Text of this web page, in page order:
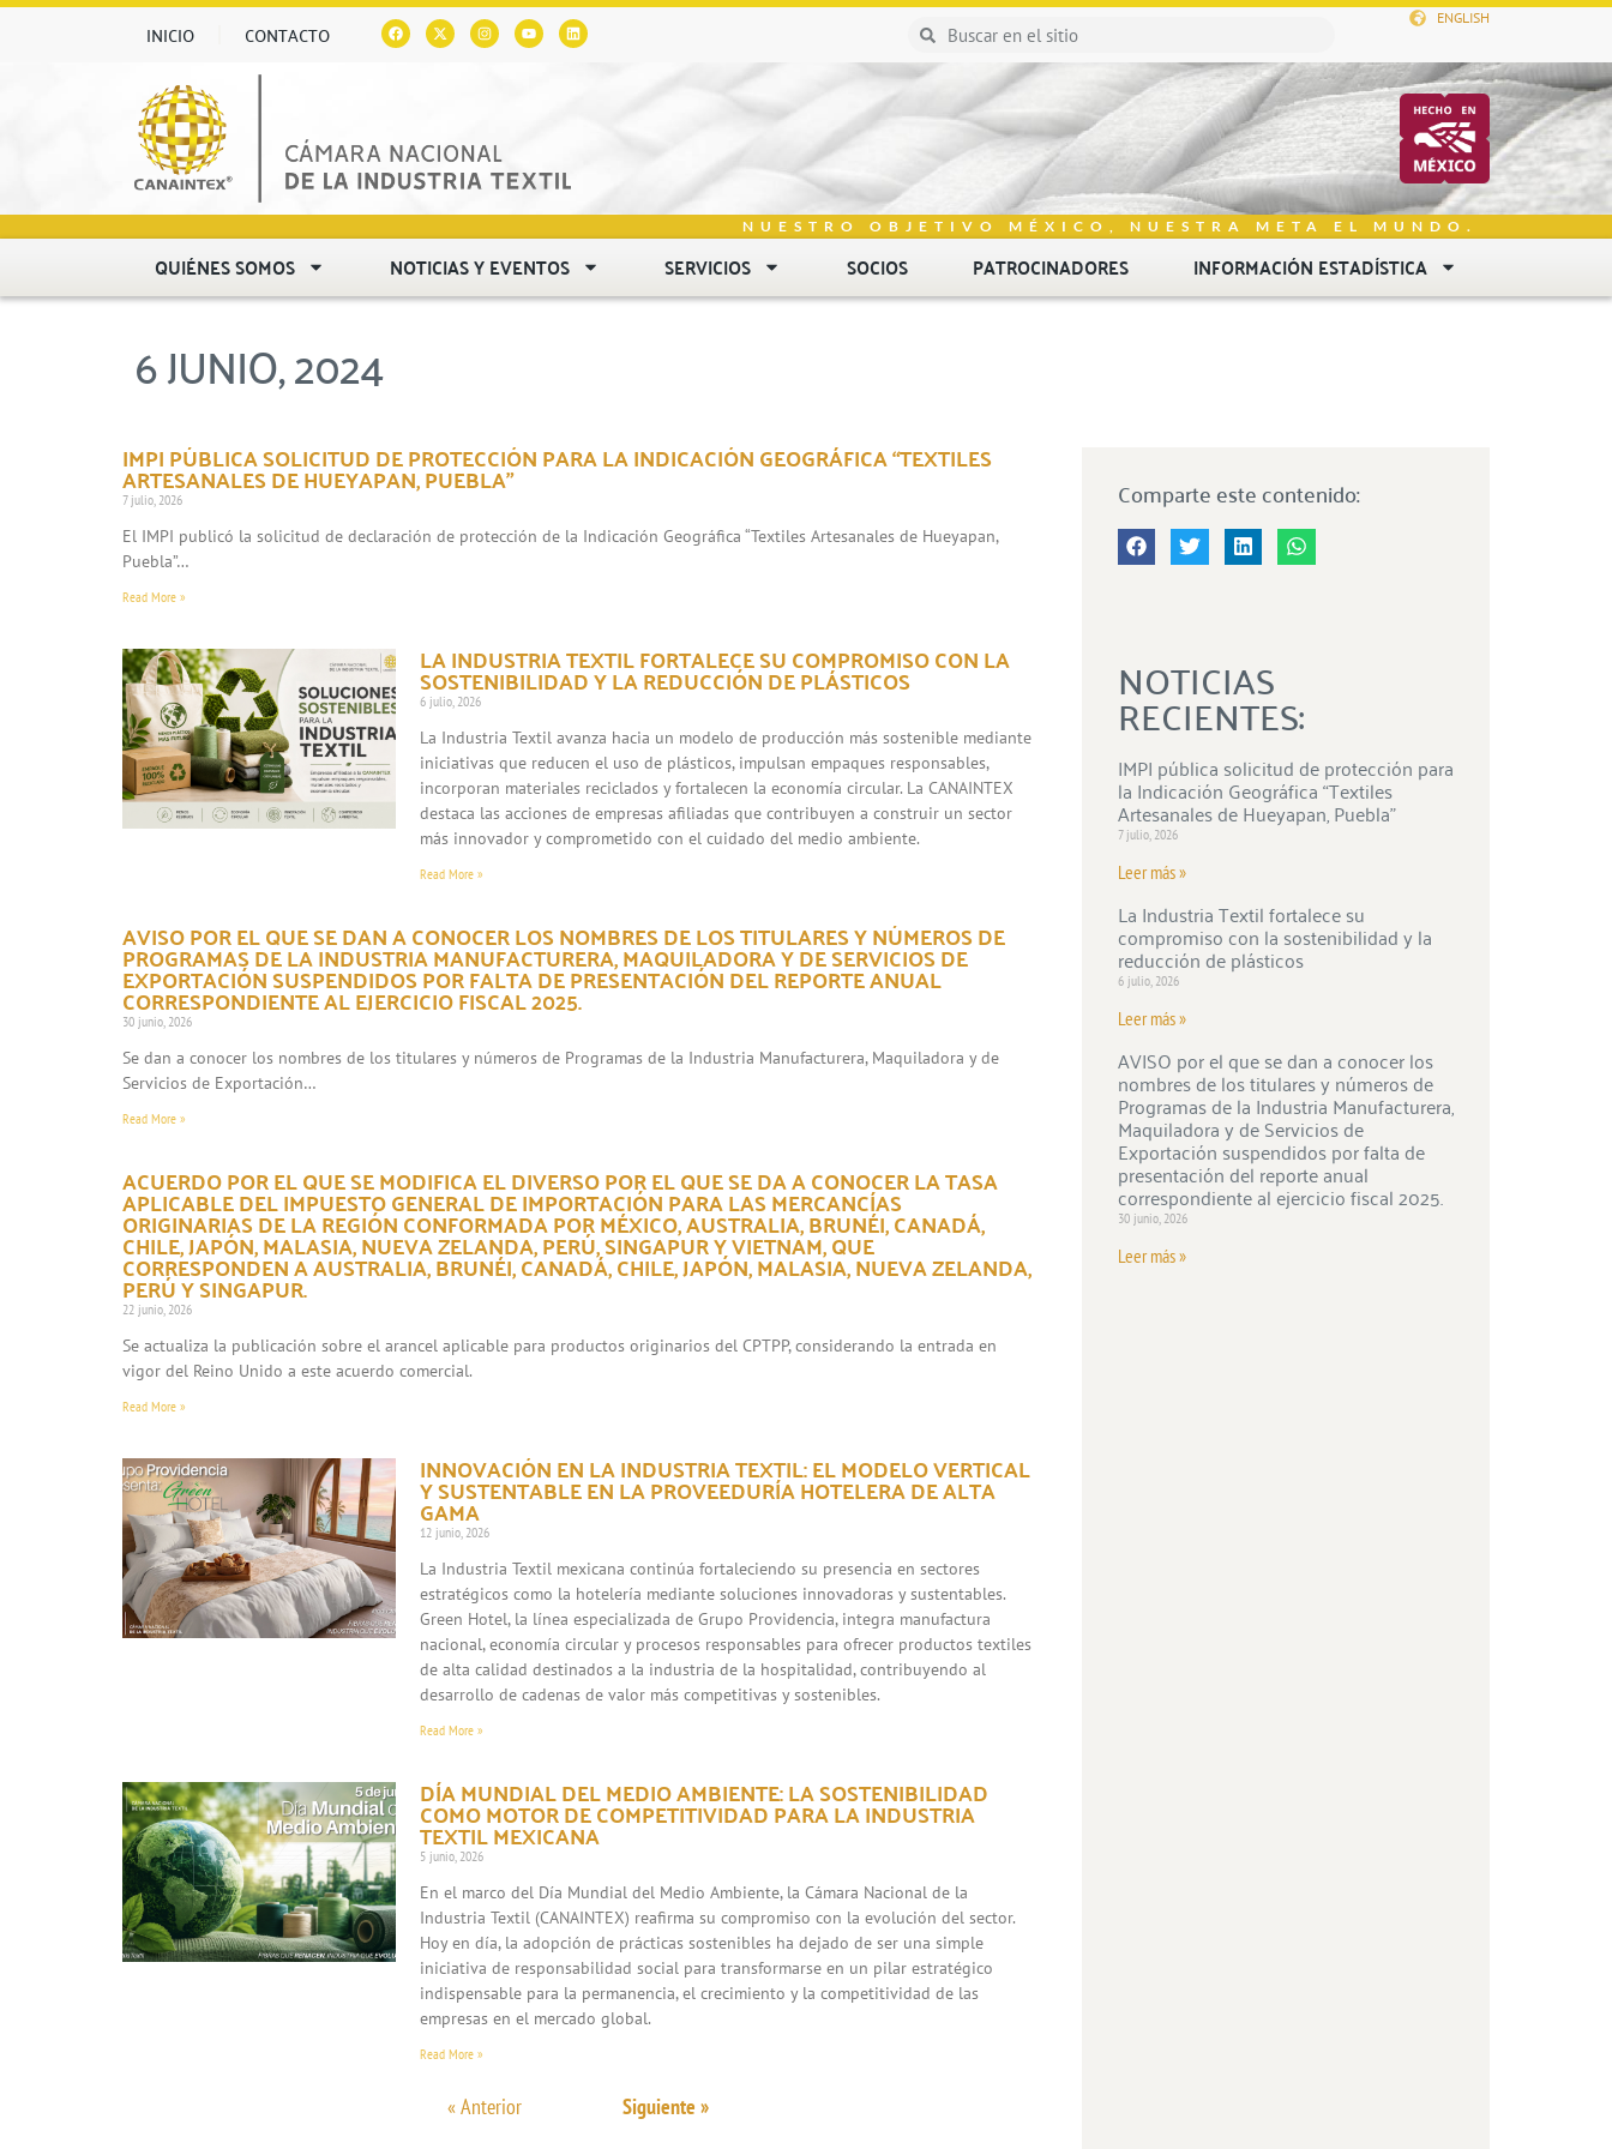
INICIO CONTACTO
ENGLISH
NUESTRO OBJETIVO MÉXICO, NUESTRA META EL MUNDO.
QUIÉNES SOMOS NOTICIAS Y EVENTOS SERVICIOS SOCIOS PATROCINADORES INFORMACIÓN ESTADÍSTICA
6 JUNIO, 2024
IMPI PÚBLICA SOLICITUD DE PROTECCIÓN PARA LA INDICACIÓN GEOGRÁFICA “TEXTILES
ARTESANALES DE HUEYAPAN, PUEBLA”
7 julio, 2026
El IMPI publicó la solicitud de declaración de protección de la Indicación Geográfica “Textiles Artesanales de Hueyapan,
Puebla”…
Read More »
LA INDUSTRIA TEXTIL FORTALECE SU COMPROMISO CON LA
SOSTENIBILIDAD Y LA REDUCCIÓN DE PLÁSTICOS
6 julio, 2026
La Industria Textil avanza hacia un modelo de producción más sostenible mediante
iniciativas que reducen el uso de plásticos, impulsan empaques responsables,
incorporan materiales reciclados y fortalecen la economía circular. La CANAINTEX
destaca las acciones de empresas afiliadas que contribuyen a construir un sector
más innovador y comprometido con el cuidado del medio ambiente.
Read More »
AVISO POR EL QUE SE DAN A CONOCER LOS NOMBRES DE LOS TITULARES Y NÚMEROS DE
PROGRAMAS DE LA INDUSTRIA MANUFACTURERA, MAQUILADORA Y DE SERVICIOS DE
EXPORTACIÓN SUSPENDIDOS POR FALTA DE PRESENTACIÓN DEL REPORTE ANUAL
CORRESPONDIENTE AL EJERCICIO FISCAL 2025.
30 junio, 2026
Se dan a conocer los nombres de los titulares y números de Programas de la Industria Manufacturera, Maquiladora y de
Servicios de Exportación…
Read More »
ACUERDO POR EL QUE SE MODIFICA EL DIVERSO POR EL QUE SE DA A CONOCER LA TASA
APLICABLE DEL IMPUESTO GENERAL DE IMPORTACIÓN PARA LAS MERCANCÍAS
ORIGINARIAS DE LA REGIÓN CONFORMADA POR MÉXICO, AUSTRALIA, BRUNÉI, CANADÁ,
CHILE, JAPÓN, MALASIA, NUEVA ZELANDA, PERÚ, SINGAPUR Y VIETNAM, QUE
CORRESPONDEN A AUSTRALIA, BRUNÉI, CANADÁ, CHILE, JAPÓN, MALASIA, NUEVA ZELANDA,
PERÚ Y SINGAPUR.
22 junio, 2026
Se actualiza la publicación sobre el arancel aplicable para productos originarios del CPTPP, considerando la entrada en
vigor del Reino Unido a este acuerdo comercial.
Read More »
INNOVACIÓN EN LA INDUSTRIA TEXTIL: EL MODELO VERTICAL
Y SUSTENTABLE EN LA PROVEEDURÍA HOTELERA DE ALTA
GAMA
12 junio, 2026
La Industria Textil mexicana continúa fortaleciendo su presencia en sectores
estratégicos como la hotelería mediante soluciones innovadoras y sustentables.
Green Hotel, la línea especializada de Grupo Providencia, integra manufactura
nacional, economía circular y procesos responsables para ofrecer productos textiles
de alta calidad destinados a la industria de la hospitalidad, contribuyendo al
desarrollo de cadenas de valor más competitivas y sostenibles.
Read More »
DÍA MUNDIAL DEL MEDIO AMBIENTE: LA SOSTENIBILIDAD
COMO MOTOR DE COMPETITIVIDAD PARA LA INDUSTRIA
TEXTIL MEXICANA
5 junio, 2026
En el marco del Día Mundial del Medio Ambiente, la Cámara Nacional de la
Industria Textil (CANAINTEX) reafirma su compromiso con la evolución del sector.
Hoy en día, la adopción de prácticas sostenibles ha dejado de ser una simple
iniciativa de responsabilidad social para transformarse en un pilar estratégico
indispensable para la permanencia, el crecimiento y la competitividad de las
empresas en el mercado global.
Read More »
« Anterior Siguiente »
Comparte este contenido:
NOTICIAS
RECIENTES:
IMPI pública solicitud de protección para
la Indicación Geográfica “Textiles
Artesanales de Hueyapan, Puebla”
7 julio, 2026
Leer más »
La Industria Textil fortalece su
compromiso con la sostenibilidad y la
reducción de plásticos
6 julio, 2026
Leer más »
AVISO por el que se dan a conocer los
nombres de los titulares y números de
Programas de la Industria Manufacturera,
Maquiladora y de Servicios de
Exportación suspendidos por falta de
presentación del reporte anual
correspondiente al ejercicio fiscal 2025.
30 junio, 2026
Leer más »